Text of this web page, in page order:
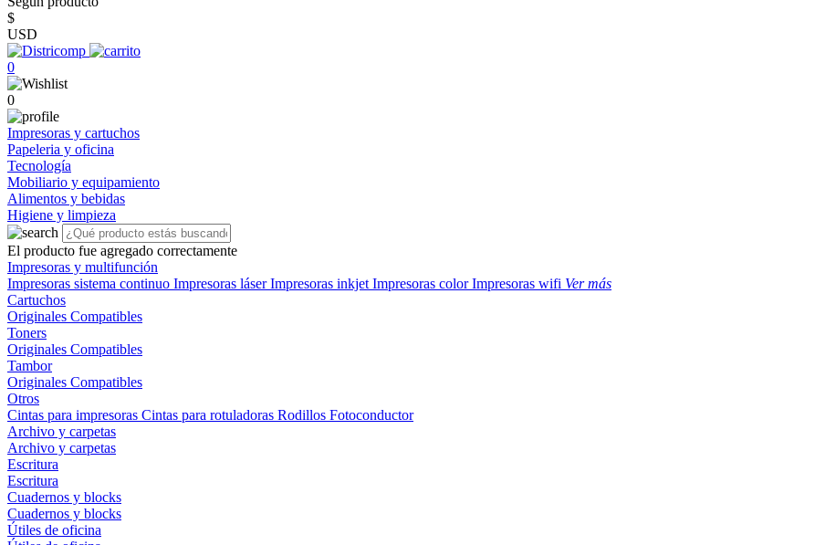
$
USD
0
0
Impresoras y cartuchos
Papeleria y oficina
Tecnología
Mobiliario y equipamiento
Alimentos y bebidas
Higiene y limpieza
El producto fue agregado correctamente
Impresoras y multifunción
Impresoras sistema continuo Impresoras láserImpresoras inkjet Impresoras colorImpresoras wifi Ver más
Cartuchos
Originales Compatibles
Toners
Originales Compatibles
Tambor
Originales Compatibles
Otros
Cintas para impresoras Cintas para rotuladoras Rodillos Fotoconductor
Archivo y carpetas
Archivo y carpetas
Escritura
Escritura
Cuadernos y blocks
Cuadernos y blocks
Útiles de oficina